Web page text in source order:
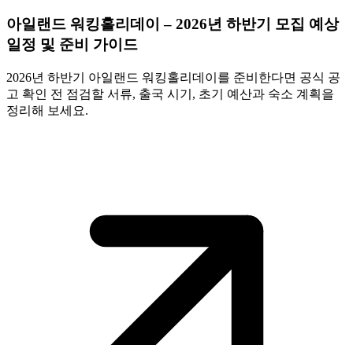
아일랜드 워킹홀리데이 – 2026년 하반기 모집 예상
일정 및 준비 가이드
2026년 하반기 아일랜드 워킹홀리데이를 준비한다면 공식 공
고 확인 전 점검할 서류, 출국 시기, 초기 예산과 숙소 계획을
정리해 보세요.